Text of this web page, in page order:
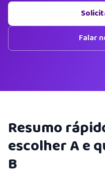
Falar
Resumo
escolher A e
B